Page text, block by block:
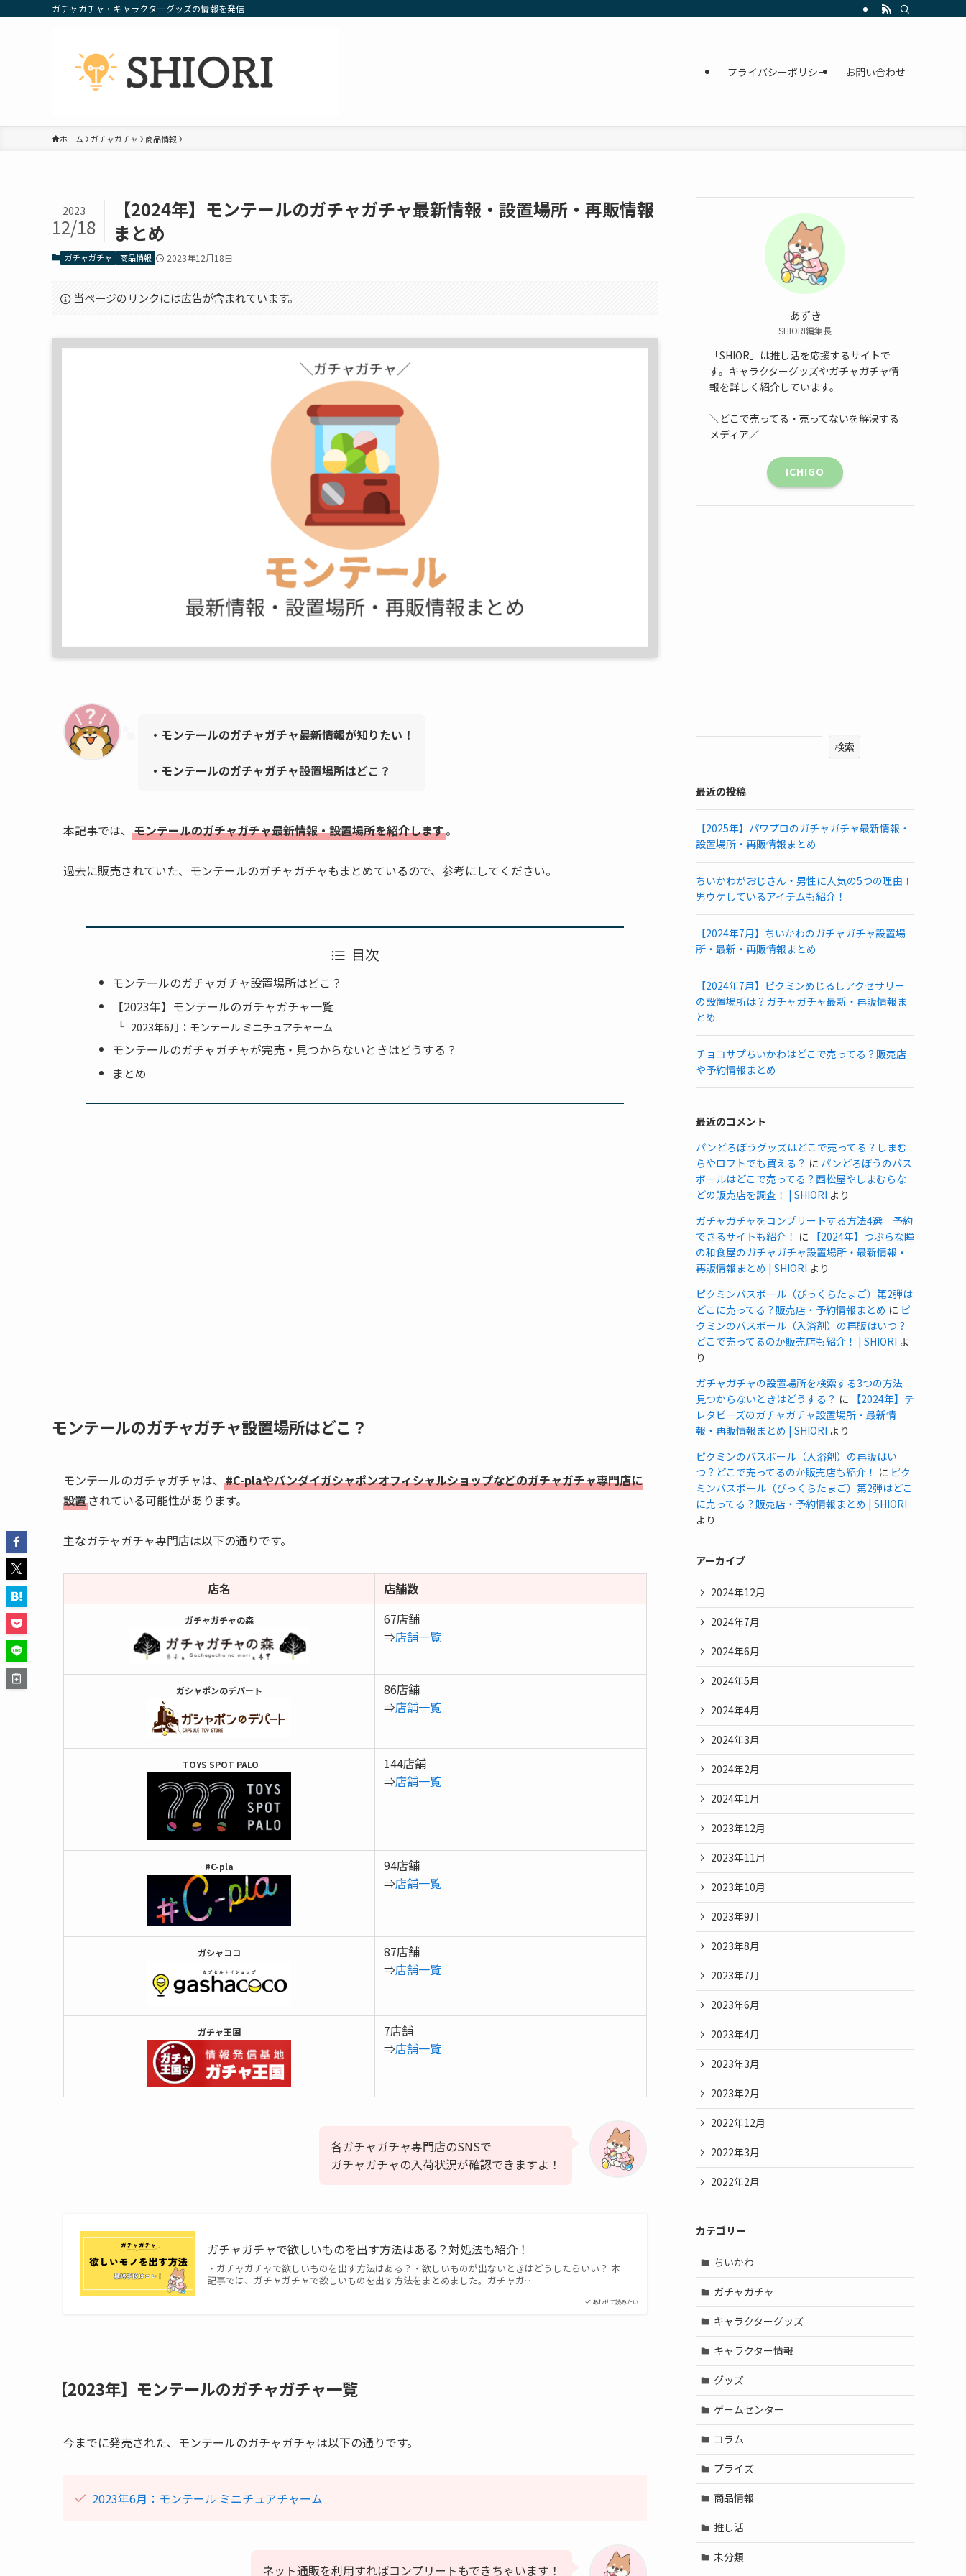
ガチャガチャ・キャラクターグッズの情報を発信
プライバシーポリシー お問い合わせ
ホーム ガチャガチャ 商品情報
【2024年】モンテールのガチャガチャ最新情報・設置場所・再販情報
まとめ
2023
12/18
ガチャガチャ 商品情報 2023年12月18日
当ページのリンクには広告が含まれています。
・モンテールのガチャガチャ最新情報が知りたい！
・ モンテールのガチャガチャ設置場所はどこ？
本記事では、 モンテールのガチャガチャ最新情報・設置場所を紹介します。
過去に販売されていた、モンテールのガチャガチャもまとめているので、参考にしてください。
目次
モンテールのガチャガチャ設置場所はどこ？
【2023年】モンテールのガチャガチャ一覧
2023年6月：モンテール ミニチュアチャーム
モンテールのガチャガチャが完売・見つからないときはどうする？
まとめ
モンテールのガチャガチャ設置場所はどこ？
モンテールのガチャガチャは、 #C-plaやバンダイガシャポンオフィシャルショップなどのガチャガチャ専門店に
設置されている可能性があります。
主なガチャガチャ専門店は以下の通りです。
店名 店舗数
ガチャガチャの森
67店舗
⇒店舗一覧
ガシャポンのデパート
86店舗
⇒店舗一覧
TOYS SPOT PALO
144店舗
⇒店舗一覧
#C-pla
94店舗
⇒店舗一覧
ガシャココ
87店舗
⇒店舗一覧
ガチャ王国
7店舗
⇒店舗一覧
各ガチャガチャ専門店のSNSで
ガチャガチャの入荷状況が確認できますよ！
あわせて読みたい
ガチャガチャで欲しいものを出す方法はある？対処法も紹介！
・ガチャガチャで欲しいものを出す方法はある？・欲しいものが出ないときはどうしたらいい？ 本
記事では、ガチャガチャで欲しいものを出す方法をまとめました。ガチャガ…
【2023年】モンテールのガチャガチャ一覧
今までに発売された、モンテールのガチャガチャは以下の通りです。
2023年6月：モンテール ミニチュアチャーム
ネット通販を利用すればコンプリートもできちゃいます！
あずき
SHIORI編集長
「SHIOR」は推し活を応援するサイトで
す。キャラクターグッズやガチャガチャ情
報を詳しく紹介しています。
＼どこで売ってる・売ってないを解決する
メディア／
ICHIGO
検索
最近の投稿
【2025年】パワプロのガチャガチャ最新情報・
設置場所・再販情報まとめ
ちいかわがおじさん・男性に人気の5つの理由！
男ウケしているアイテムも紹介！
【2024年7月】ちいかわのガチャガチャ設置場
所・最新・再販情報まとめ
【2024年7月】ピクミンめじるしアクセサリー
の設置場所は？ガチャガチャ最新・再販情報ま
とめ
チョコサプちいかわはどこで売ってる？販売店
や予約情報まとめ
最近のコメント
パンどろぼうグッズはどこで売ってる？しまむ
らやロフトでも買える？ に パンどろぼうのバス
ボールはどこで売ってる？西松屋やしまむらな
どの販売店を調査！ | SHIORI より
ガチャガチャをコンプリートする方法4選｜予約
できるサイトも紹介！ に
【2024年】つぶらな瞳
の和食屋のガチャガチャ設置場所・最新情報・
再販情報まとめ | SHIORI より
ピクミンバスボール（びっくらたまご）第2弾は
どこに売ってる？販売店・予約情報まとめ に ピ
クミンのバスボール（入浴剤）の再販はいつ？
どこで売ってるのか販売店も紹介！ | SHIORI よ
り
ガチャガチャの設置場所を検索する3つの方法｜
見つからないときはどうする？ に
【2024年】テ
レタビーズのガチャガチャ設置場所・最新情
報・再販情報まとめ | SHIORI より
ピクミンのバスボール（入浴剤）の再販はい
つ？どこで売ってるのか販売店も紹介！ に ピク
ミンバスボール（びっくらたまご）第2弾はどこ
に売ってる？販売店・予約情報まとめ | SHIORI
より
アーカイブ
2024年12月
2024年7月
2024年6月
2024年5月
2024年4月
2024年3月
2024年2月
2024年1月
2023年12月
2023年11月
2023年10月
2023年9月
2023年8月
2023年7月
2023年6月
2023年4月
2023年3月
2023年2月
2022年12月
2022年3月
2022年2月
カテゴリー
ちいかわ
ガチャガチャ
キャラクターグッズ
キャラクター情報
グッズ
ゲームセンター
コラム
プライズ
商品情報
推し活
未分類